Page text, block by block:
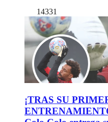
14331
¡TRAS SU